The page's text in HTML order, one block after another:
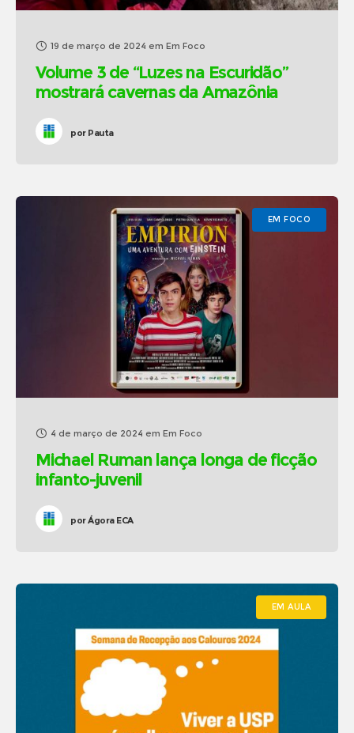
19 de março de 2024 em Em Foco
Volume 3 de “Luzes na Escuridão”
mostrará cavernas da Amazônia
porPauta
EM FOCO
4 de março de 2024 em Em Foco
Michael Ruman lança longa de ficção
infanto-juvenil
porÁgora ECA
EM AULA